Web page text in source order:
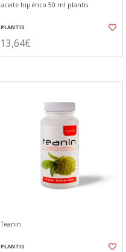
aceite hipérico 50 ml plantis
PLANTIS
13,64€
Teanin
PLANTIS